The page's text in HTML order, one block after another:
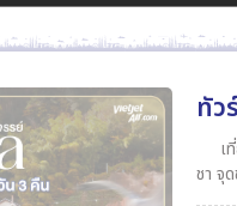
ทัว
เที่ย